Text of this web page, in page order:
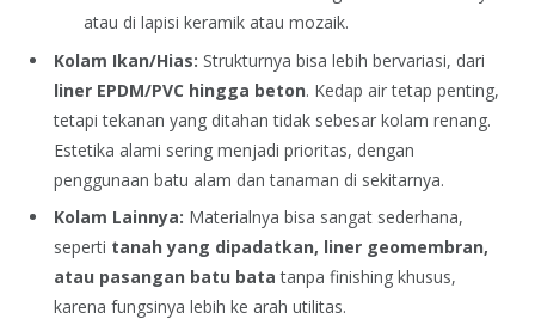
atau di lapisi keramik atau mozaik.
Kolam Ikan/Hias: Strukturnya bisa lebih bervariasi, dari
liner EPDM/PVC hingga beton. Kedap air tetap penting,
tetapi tekanan yang ditahan tidak sebesar kolam renang.
Estetika alami sering menjadi prioritas, dengan
penggunaan batu alam dan tanaman di sekitarnya.
Kolam Lainnya: Materialnya bisa sangat sederhana,
seperti tanah yang dipadatkan, liner geomembran,
atau pasangan batu bata tanpa finishing khusus,
karena fungsinya lebih ke arah utilitas.